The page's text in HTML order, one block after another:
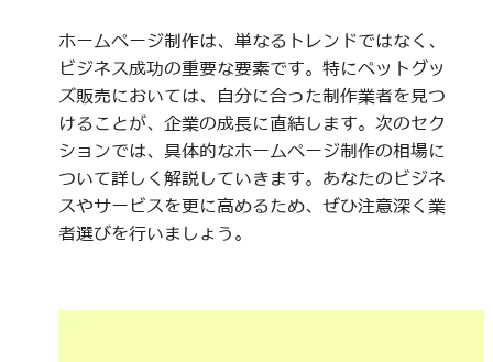
ホームページ制作は、単なるトレンドではなく、
ビジネス成功の重要な要素です。特にペットグッ
ズ販売においては、自分に合った制作業者を見つ
けることが、企業の成長に直結します。次のセク
ションでは、具体的なホームページ制作の相場に
ついて詳しく解説していきます。あなたのビジネ
スやサービスを更に高めるため、ぜひ注意深く業
者選びを行いましょう。